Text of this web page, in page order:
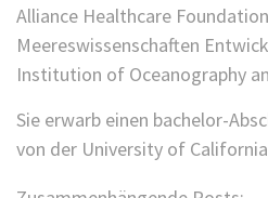
Alliance Healthcare
Meereswissenschaften
Institution of Oceanography
Sie erwarb einen bachelor-
von der University of